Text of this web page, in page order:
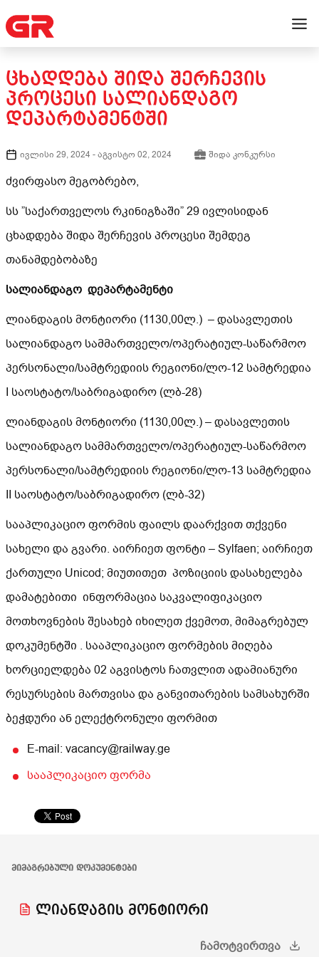
ᲪᲮᲐᲓᲓᲔᲑᲐ ᲨᲘᲓᲐ ᲨᲔᲠᲩᲔᲕᲘᲡ
ᲞᲠᲝᲪᲔᲡᲘ ᲡᲐᲚᲘᲐᲜᲓᲐᲒᲝ
ᲓᲔᲞᲐᲠᲢᲐᲛᲔᲜᲢᲨᲘ
ივლისი 29, 2024 -აგვისტო 02, 2024 შიდა კონკურსი
ძვირფასო მეგობრებო,
სს ”საქართველოს რკინიგზაში” 29 ივლისიდან
ცხადდება შიდა შერჩევის პროცესი შემდეგ
თანამდებობაზე
სალიანდაგო დეპარტამენტი
ლიანდაგის მონტიორი (1130,00ლ.) – დასავლეთის
სალიანდაგო სამმართველო/ოპერატიულ-საწარმოო
პერსონალი/სამტრედიის რეგიონი/ლო-12 სამტრედია
I საოსტატო/საბრიგადირო (ლბ-28)
ლიანდაგის მონტიორი (1130,00ლ.) – დასავლეთის
სალიანდაგო სამმართველო/ოპერატიულ-საწარმოო
პერსონალი/სამტრედიის რეგიონი/ლო-13 სამტრედია
II საოსტატო/საბრიგადირო (ლბ-32)
სააპლიკაციო ფორმის ფაილს დაარქვით თქვენი
სახელი და გვარი. აირჩიეთ ფონტი – Sylfaen; აირჩიეთ
ქართული Unicod; მიუთითეთ პოზიციის დასახელება
დამატებითი ინფორმაცია საკვალიფიკაციო
მოთხოვნების შესახებ იხილეთ ქვემოთ, მიმაგრებულ
დოკუმენტში . სააპლიკაციო ფორმების მიღება
ხორციელდება 02 აგვისტოს ჩათვლით ადამიანური
რესურსების მართვისა და განვითარების სამსახურში
ბეჭდური ან ელექტრონული ფორმით
E-mail: vacancy@railway.ge
სააპლიკაციო ფორმა
ᲛᲘᲛᲐᲒᲠᲔᲑᲣᲚᲘ ᲓᲝᲙᲣᲛᲔᲜᲢᲔᲑᲘ
ლიანდაგის მონტიორი
ᲩᲐᲛᲝᲢᲕᲘᲠᲗᲕᲐ